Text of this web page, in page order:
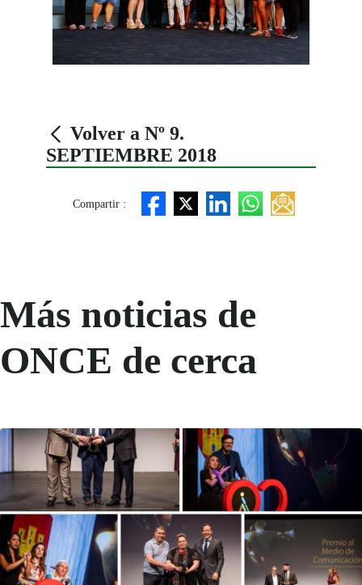
Volver a Nº 9.
SEPTIEMBRE 2018
Compartir :
Más noticias de
ONCE de cerca